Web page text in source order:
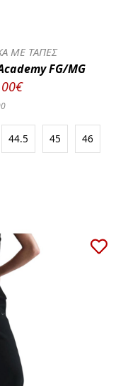
ΜΕ ΤΑΠΕΣ
FG/MG
44.5 45 46